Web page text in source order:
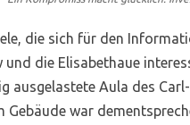
die sich für den
die Elisabethaue
ausgelastete Aula des
Gebäude war